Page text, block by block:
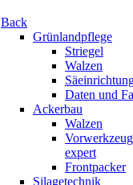
Back
Grünlandpflege
Striegel
Walzen
Daten und
Ackerbau
Walzen
expert
Frontpacker
Silagetechnik